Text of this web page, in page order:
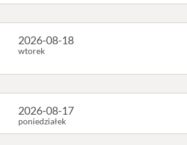
2026-08-18
wtorek
2026-08-17
poniedziałek